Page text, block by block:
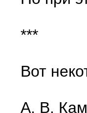
***
Вот
А. В.